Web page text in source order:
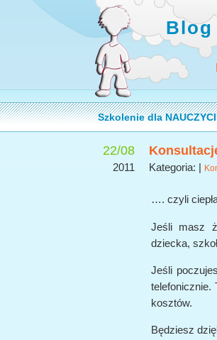
Blog
Szkolenie dla
22/08
2011 Kategoria: |
…. czyli
Jeśli masz
dziecka,
Jeśli
telefonicznie.
kosztów.
Będziesz